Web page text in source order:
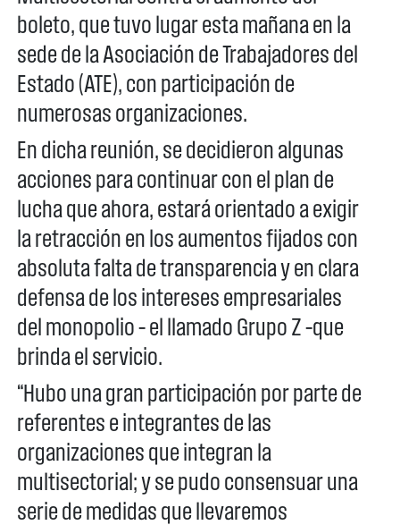
boleto, que tuvo lugar esta mañana en la
sede de la Asociación de Trabajadores del
Estado (ATE), con participación de
numerosas organizaciones.
En dicha reunión, se decidieron algunas
acciones para continuar con el plan de
lucha que ahora, estará orientado a exigir
la retracción en los aumentos fijados con
absoluta falta de transparencia y en clara
defensa de los intereses empresariales
del monopolio – el llamado Grupo Z –que
brinda el servicio.
“Hubo una gran participación por parte de
referentes e integrantes de las
organizaciones que integran la
multisectorial; y se pudo consensuar una
serie de medidas que llevaremos